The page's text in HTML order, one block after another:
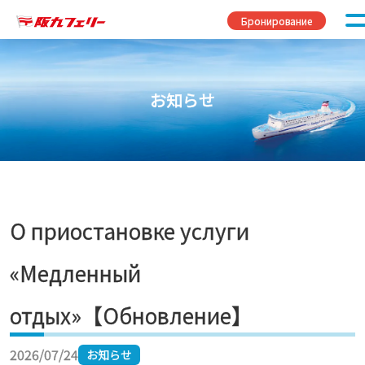
Бронирование
お知らせ
О приостановке услуги
«Медленный
отдых»【Обновление】
2026/07/24 お知らせ